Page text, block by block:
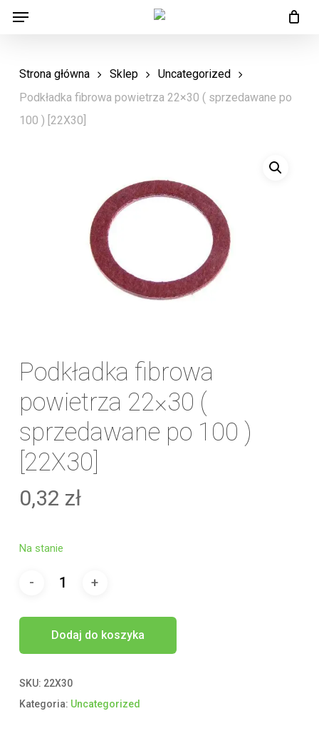
Skip
content
Menu
Strona główna Sklep
Uncategorized
Podkładka fibrowa powietrza 22×30 ( sprzedawane po
100 ) [22X30]
Podkładka fibrowa
powietrza 22×30 (
sprzedawane po 100 )
[22X30]
0,32 zł
Na stanie
Dodaj do koszyka
SKU: 22X30
Kategoria: Uncategorized
Menu